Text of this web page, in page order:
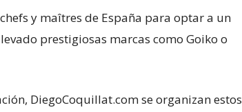
y maîtres de España para optar a un
prestigiosas marcas como Goiko o
DiegoCoquillat.com se organizan estos